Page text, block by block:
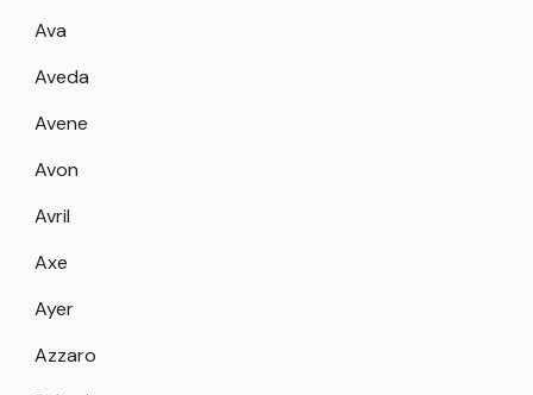
Ava
Aveda
Avene
Avon
Avril
Axe
Ayer
Azzaro